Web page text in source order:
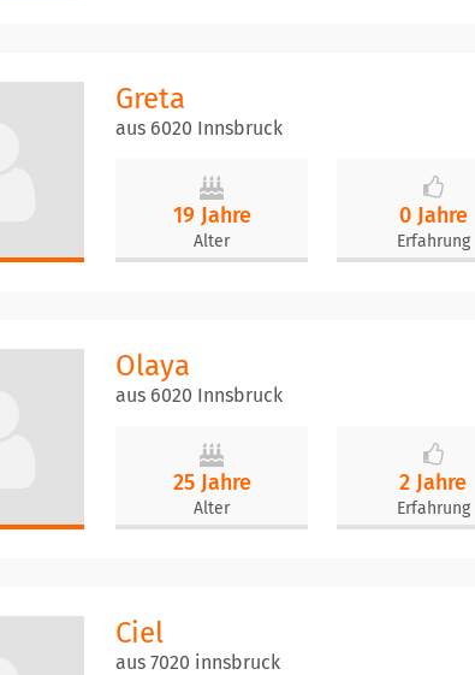
Greta
aus 6020 Innsbruck
19 Jahre
Alter
0 Jahre
Erfahrung
Olaya
aus 6020 Innsbruck
25 Jahre
Alter
2 Jahre
Erfahrung
Ciel
aus 7020 innsbruck